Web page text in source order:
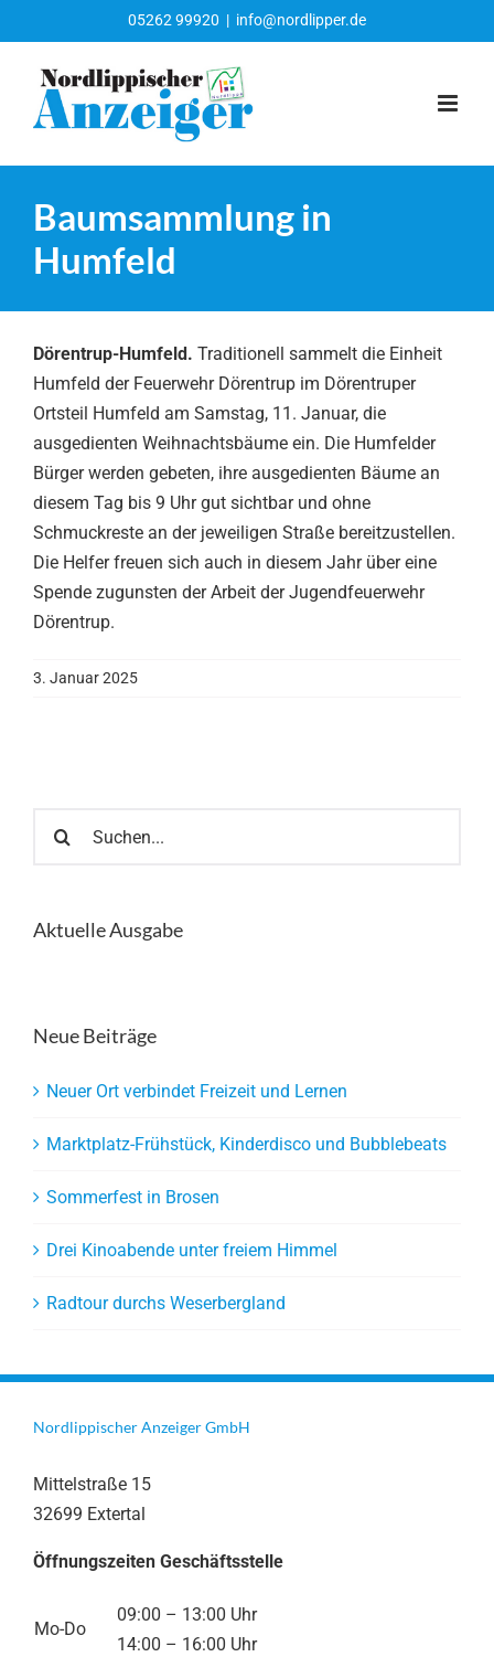
Inhalt
springen
05262 99920 | info@nordlipper.de
Baumsammlung in
Humfeld
Dörentrup-Humfeld. Traditionell sammelt die Einheit
Humfeld der Feuerwehr Dörentrup im Dörentruper
Ortsteil Humfeld am Samstag, 11. Januar, die
ausgedienten Weihnachtsbäume ein. Die Humfelder
Bürger werden gebeten, ihre ausgedienten Bäume an
diesem Tag bis 9 Uhr gut sichtbar und ohne
Schmuckreste an der jeweiligen Straße bereitzustellen.
Die Helfer freuen sich auch in diesem Jahr über eine
Spende zugunsten der Arbeit der Jugendfeuerwehr
Dörentrup.
3. Januar 2025
nach:
Aktuelle Ausgabe
Neue Beiträge
Neuer Ort verbindet Freizeit und Lernen
Marktplatz-Frühstück, Kinderdisco und Bubblebeats
Sommerfest in Brosen
Drei Kinoabende unter freiem Himmel
Radtour durchs Weserbergland
Nordlippischer Anzeiger GmbH
Mittelstraße 15
32699 Extertal
Öffnungszeiten Geschäftsstelle
Mo-Do
09:00 – 13:00 Uhr
14:00 – 16:00 Uhr